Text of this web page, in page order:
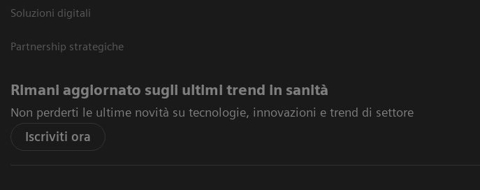
Soluzioni digitali
Partnership strategiche
Rimani aggiornato sugli ultimi trend in sanità
Non perderti le ultime novità su tecnologie, innovazioni e trend di settore
Iscriviti ora